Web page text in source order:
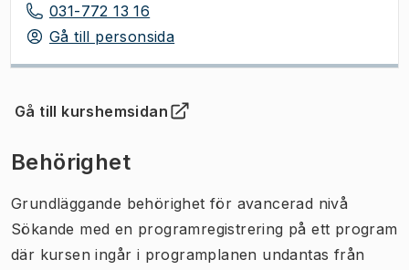
031-772 13 16
Gå till personsida
Gå till kurshemsidan
(Öppnas i ny flik)
Behörighet
Grundläggande behörighet för avancerad nivå
Sökande med en programregistrering på ett program
där kursen ingår i programplanen undantas från